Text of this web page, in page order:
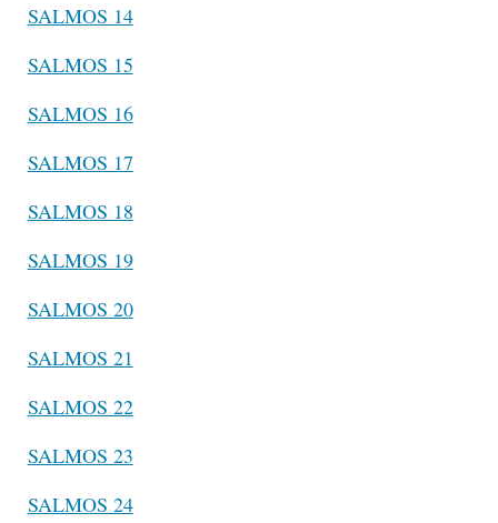
SALMOS 14
SALMOS 15
SALMOS 16
SALMOS 17
SALMOS 18
SALMOS 19
SALMOS 20
SALMOS 21
SALMOS 22
SALMOS 23
SALMOS 24